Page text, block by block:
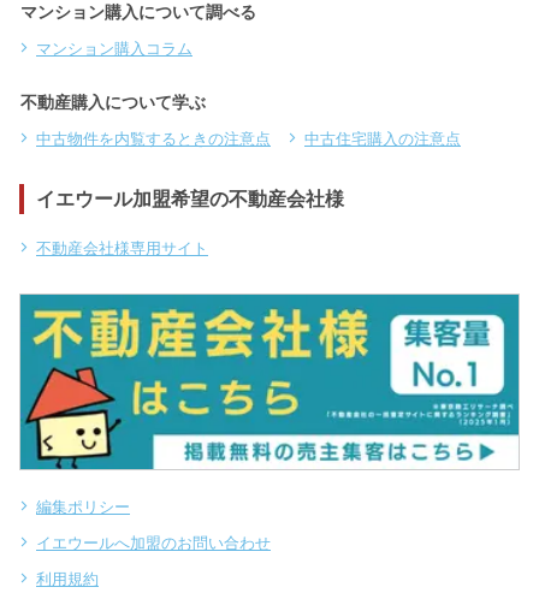
マンション購入について調べる
マンション購入コラム
不動産購入について学ぶ
中古物件を内覧するときの注意点 中古住宅購入の注意点
イエウール加盟希望の不動産会社様
不動産会社様専用サイト
編集ポリシー
イエウールへ加盟のお問い合わせ
利用規約